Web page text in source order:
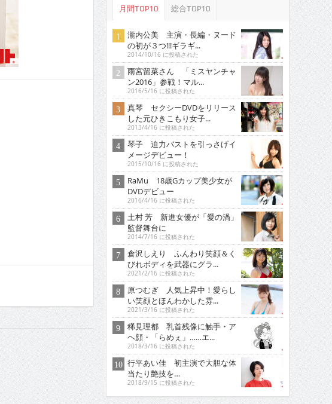
月間TOP10 総合TOP10
瀧内公美 主演・長編・ヌード
の初が３つ!!!ギラギ...
2014/10/16 に投稿された
雨宮留菜さん 「ミスヤンチャ
ン2016」参戦！マル...
2016/5/16 に投稿された
真琴 セクシーDVDをリリース
した元ひきこもり女子...
2013/4/16 に投稿された
琴子 迫力バストを引っさげイ
メージデビュー！
2015/10/16 に投稿された
RaMu 18歳Gカップ美少女が
DVDデビュー
2016/4/16 に投稿された
土村 芳 新進女優が「愛の渦」
監督舞台に
2014/7/16 に投稿された
倉沢しえり ふんわり笑顔＆く
びれボディを武器にグラ...
2021/2/16 に投稿された
原つむぎ 人気上昇中！愛らし
い笑顔とほんわかした雰...
2021/3/16 に投稿された
稀見理都 乳首残像に触手・ア
ヘ顔・「らめぇ」……エ...
2018/3/16 に投稿された
行平あい佳 初主演で大胆な体
当たり艶技を…
2018/9/15 に投稿された